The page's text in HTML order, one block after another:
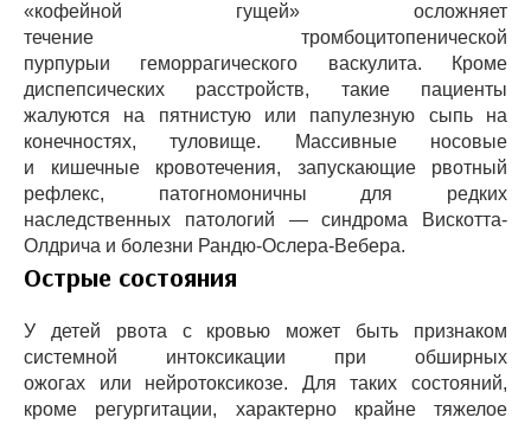
«кофейной гущей» осложняет
течение тромбоцитопенической
пурпурыи геморрагического васкулита. Кроме
диспепсических расстройств, такие пациенты
жалуются на пятнистую или папулезную сыпь на
конечностях, туловище. Массивные носовые
и кишечные кровотечения, запускающие рвотный
рефлекс, патогномоничны для редких
наследственных патологий — синдрома Вискотта-
Олдрича и болезни Рандю-Ослера-Вебера.
Острые состояния
У детей рвота с кровью может быть признаком
системной интоксикации при обширных
ожогах или нейротоксикозе. Для таких состояний,
кроме регургитации, характерно крайне тяжелое